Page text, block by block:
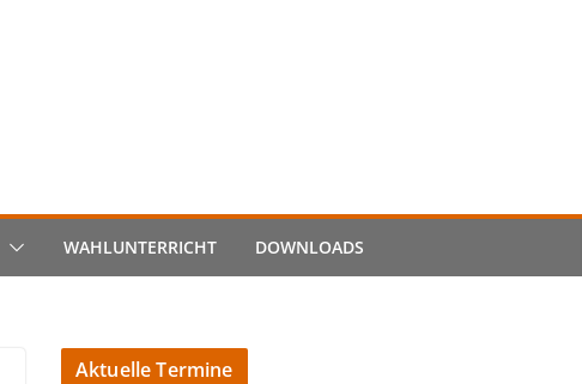
WAHLUNTERRICHT DOWNLOADS
Aktuelle Termine